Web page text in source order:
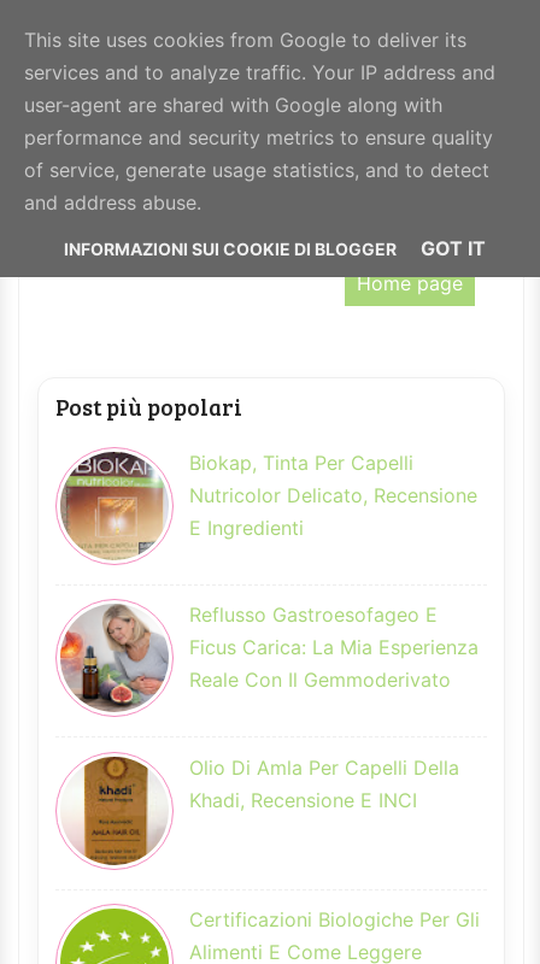
BeautyHealthy
MENU
Nessun post con l'etichettaalva. Mostra tutti i
Home page
Post più popolari
Biokap, Tinta Per Capelli
Nutricolor Delicato, Recensione
E Ingredienti
Reflusso Gastroesofageo E
Ficus Carica: La Mia Esperienza
Reale Con Il Gemmoderivato
Olio Di Amla Per Capelli Della
Khadi, Recensione E INCI
Certificazioni Biologiche Per Gli
Alimenti E Come Leggere
This site uses cookies from Google to deliver its
services and to analyze traffic. Your IP address and
user-agent are shared with Google along with
performance and security metrics to ensure quality
of service, generate usage statistics, and to detect
and address abuse.
GOT IT